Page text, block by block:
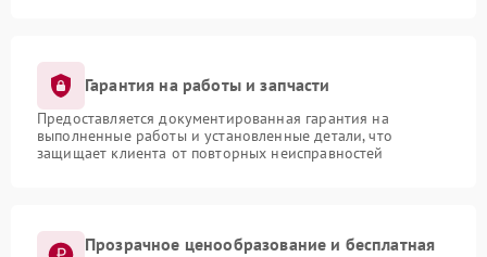
Гарантия на работы и запчасти
Предоставляется документированная гарантия на
выполненные работы и установленные детали, что
защищает клиента от повторных неисправностей
Прозрачное ценообразование и бесплатная